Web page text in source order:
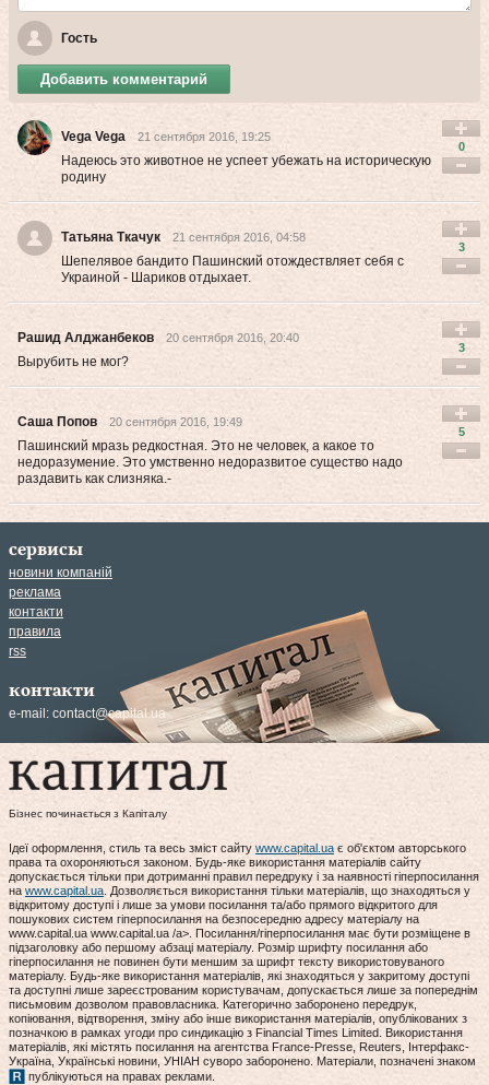
Гость
Добавить комментарий
Vega Vega 21 сентября 2016, 19:25
Надеюсь это животное не успеет убежать на историческую
родину
0
Татьяна Ткачук 21 сентября 2016, 04:58
Шепелявое бандито Пашинский отождествляет себя с
Украиной - Шариков отдыхает.
3
Рашид Алджанбеков 20 сентября 2016, 20:40
Вырубить не мог?
3
Саша Попов 20 сентября 2016, 19:49
Пашинский мразь редкостная. Это не человек, а какое то
недоразумение. Это умственно недоразвитое существо надо
раздавить как слизняка.-
5
сервисы
новини компаній
реклама
контакти
правила
rss
контакти
e-mail: contact@capital.ua
Бізнес починається з Капіталу
Ідеї оформлення, стиль та весь зміст сайту www.capital.ua є об'єктом авторського
права та охороняються законом. Будь-яке використання матеріалів сайту
допускається тільки при дотриманні правил передруку і за наявності гіперпосилання
на www.capital.ua . Дозволяється використання тільки матеріалів, що знаходяться у
відкритому доступі і лише за умови посилання та/або прямого відкритого для
пошукових систем гіперпосилання на безпосередню адресу матеріалу на
www.capital.ua www.capital.ua /a>. Посилання/гіперпосилання має бути розміщене в
підзаголовку або першому абзаці матеріалу. Розмір шрифту посилання або
гіперпосилання не повинен бути меншим за шрифт тексту використовуваного
матеріалу. Будь-яке використання матеріалів, які знаходяться у закритому доступі
та доступні лише зареєстрованим користувачам, допускається лише за попереднім
письмовим дозволом правовласника. Категорично заборонено передрук,
копіювання, відтворення, зміну або інше використання матеріалів, опублікованих з
позначкою в рамках угоди про синдикацію з Financial Times Limited. Використання
матеріалів, які містять посилання на агентства France-Presse, Reuters, Інтерфакс-
Україна, Українські новини, УНІАН суворо заборонено. Матеріали, позначені знаком
публікуються на правах реклами.